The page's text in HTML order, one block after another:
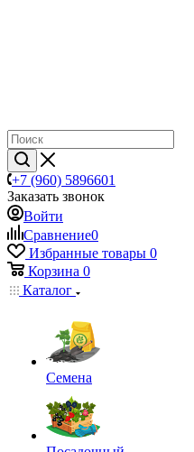
+7 (960) 5896601
Заказать звонок
Войти
Сравнение0
Избранные товары 0
Корзина 0
Каталог
Семена